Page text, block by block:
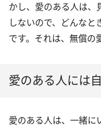
かし、愛のある人は、
しないので、どんなと
です。それは、無償の
愛のある人には
愛のある人は、一緒に